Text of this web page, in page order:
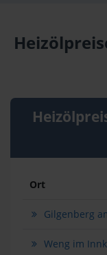
Ort
Gilgenberg
Weng im